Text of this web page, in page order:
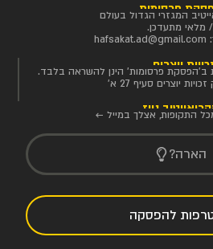
פרסומות
המגזרי הגדול בעולם
מלאי מתעדכן.
hafsakat.ad@gmail.com
יוצרים
ב'הפסקת פרסומות' הינן להשראה בלבד.
יוצרים סעיף 27 א'
ניוז
התקופות, אצלך במייל ←
הארה?
להפסקה